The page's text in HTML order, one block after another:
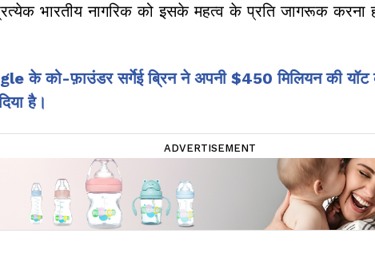
भारतीय नागरिक को इसके महत्व के प्रति जागरूक करना
के को-फ़ाउंडर सर्गेई ब्रिन ने अपनी $450 मिलियन की यॉट
है।
ADVERTISEMENT